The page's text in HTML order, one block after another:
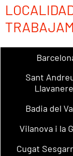
Sant
Badia del
Vilanova i la
Cugat